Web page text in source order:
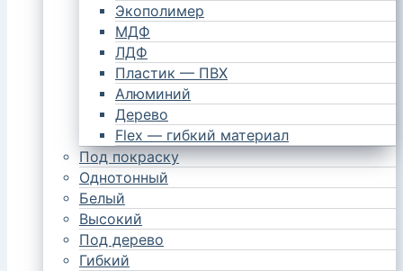
Экополимер
МДФ
ЛДФ
Пластик — ПВХ
Алюминий
Дерево
Flex — гибкий материал
Под покраску
Однотонный
Белый
Высокий
Под дерево
Гибкий